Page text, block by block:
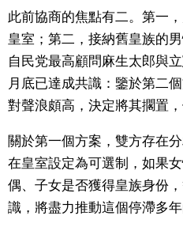
生活
運動
娛樂
教育
工作勞動
此前協商的焦點有二。第一
皇室；第二，接納舊皇族的
自民党最高顧問麻生太郎與
月底已達成共識：鑒於第二
對聲浪頗高，決定將其擱置
關於第一個方案，雙方存在
在皇室設定為可選制，如果
偶、子女是否獲得皇族身份
識，將盡力推動這個停滯多